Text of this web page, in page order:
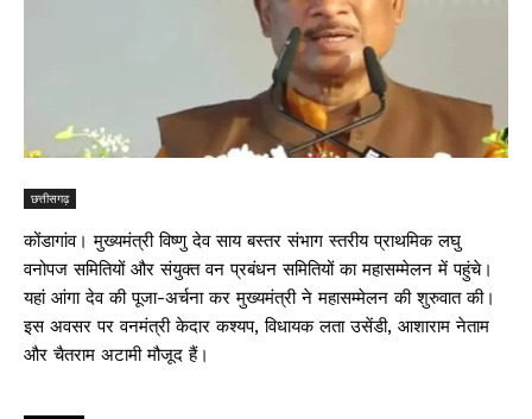
छत्तीसगढ़
कोंडागांव। मुख्यमंत्री विष्णु देव साय बस्तर संभाग स्तरीय प्राथमिक लघु
वनोपज समितियों और संयुक्त वन प्रबंधन समितियों का महासम्मेलन में पहुंचे।
यहां आंगा देव की पूजा-अर्चना कर मुख्यमंत्री ने महासम्मेलन की शुरुवात की।
इस अवसर पर वनमंत्री केदार कश्यप, विधायक लता उसेंडी, आशाराम नेताम
और चैतराम अटामी मौजूद हैं।